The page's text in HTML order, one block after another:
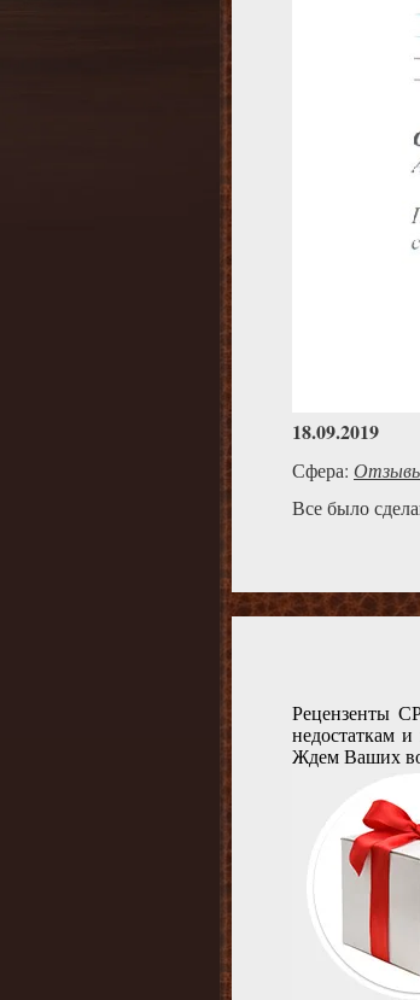
18.09.2019
Сфера:
Все было
Рецензенты
недостаткам
Ждем Ваших